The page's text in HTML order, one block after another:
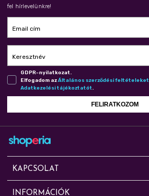
fel hírlevelünkre!
Email cím
Keresztnév
GDPR-nyilatkozat.
Elfogadom azÁl­ta­lá­nos szer­ző­dé­si fel­té­te­le­ket
Adat­ke­ze­lé­si tá­jé­koz­ta­tót.
FELIRATKOZOM
KAPCSOLAT
Kérdésed van? Segítünk!
INFORMÁCIÓK